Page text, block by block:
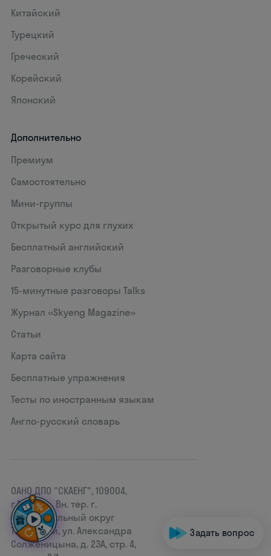
Китайский
Турецкий
Греческий
Корейский
Японский
Дополнительно
Премиум
Самостоятельно
Мини-группы
Открытый курс для глухих
Бесплатный английский
Разговорные клубы
15‑минутные разговоры Talks
Журнал «Skyeng Magazine»
Статьи
Карта сайта
Бесплатные упражнения
Тесты по иностранным языкам
Англо-русский словарь
ОАНО ДПО "СКАЕНГ", 109004,
г.Москва, Вн. тер. г.
муниципальный округ
Таганский, ул. Александра
Солженицына, д. 23А, стр. 4,
Задать вопрос